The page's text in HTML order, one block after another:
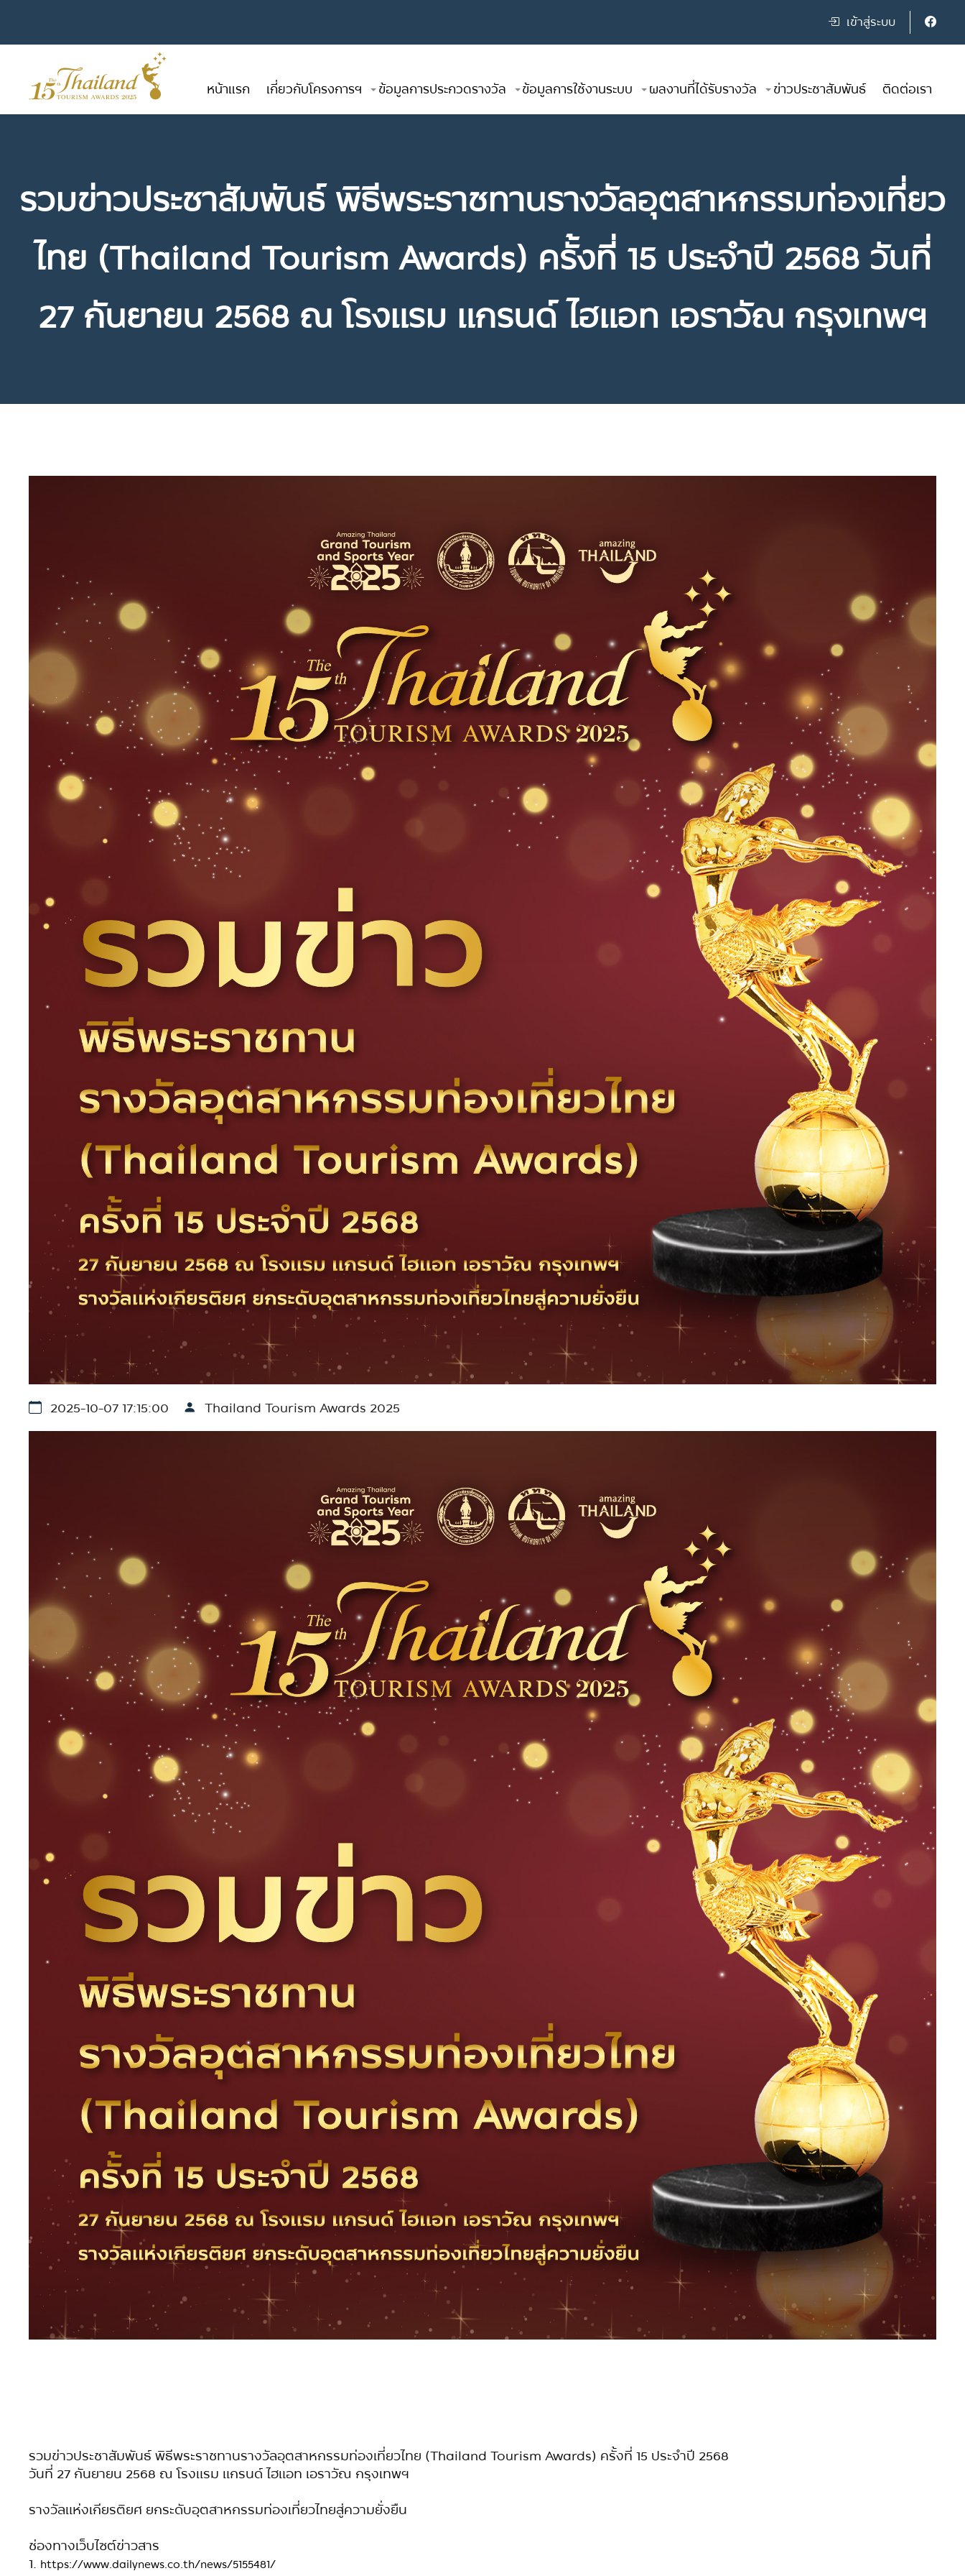
เข้าสู่ระบบ
หน้าแรก เกี่ยวกับโครงการฯ ข้อมูลการประกวดรางวัล ข้อมูลการใช้งานระบบ ผลงานที่ได้รับรางวัล ข่าวประชาสัมพันธ์ ติดต่อเรา
รวมข่าวประชาสัมพันธ์ พิธีพระราชทานรางวัลอุตสาหกรรมท่องเที่ยว
ไทย (Thailand Tourism Awards) ครั้งที่ 15 ประจำปี 2568 วันที่
27 กันยายน 2568 ณ โรงแรม แกรนด์ ไฮแอท เอราวัณ กรุงเทพฯ
2025-10-07 17:15:00 Thailand Tourism Awards 2025
รวมข่าวประชาสัมพันธ์พิธีพระราชทานรางวัลอุตสาหกรรมท่องเที่ยวไทย (Thailand Tourism Awards) ครั้งที่ 15 ประจำปี 2568
วันที่ 27 กันยายน 2568 ณ โรงแรม แกรนด์ ไฮแอท เอราวัณ กรุงเทพฯ
รางวัลแห่งเกียรติยศ ยกระดับอุตสาหกรรมท่องเที่ยวไทยสู่ความยั่งยืน
ช่องทางเว็บไซต์ข่าวสาร
1. https://www.dailynews.co.th/news/5155481/